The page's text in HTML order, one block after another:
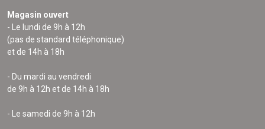
Magasin ouvert
- Le lundi de 9h à 12h
(pas de standard téléphonique)
et de 14h à 18h
- Du mardi au vendredi
de 9h à 12h et de 14h à 18h
- Le samedi de 9h à 12h